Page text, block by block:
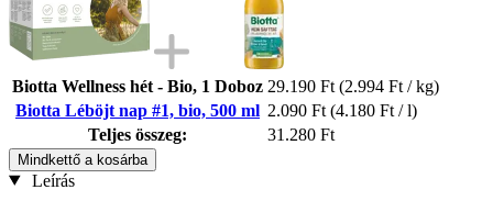
Biotta Wellness hét - Bio, 1 Doboz 29.190 Ft (2.994 Ft / kg)
Biotta Léböjt nap #1, bio, 500 ml 2.090 Ft (4.180 Ft / l)
Teljes összeg:
31.280 Ft
Mindkettő a kosárba
Leírás